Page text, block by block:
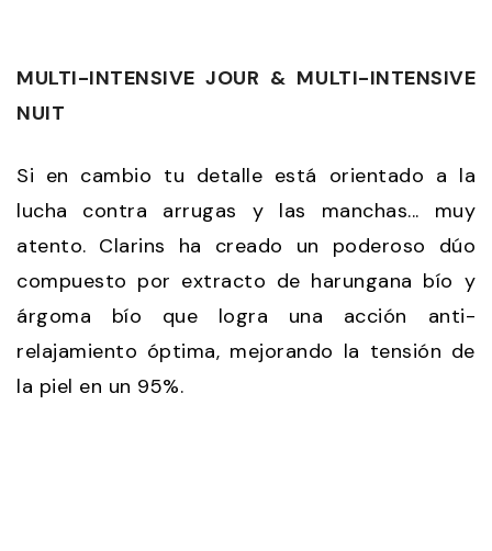
MULTI-INTENSIVE JOUR & MULTI-INTENSIVE
NUIT
Si en cambio tu detalle está orientado a la
lucha contra arrugas y las manchas... muy
atento. Clarins ha creado un poderoso dúo
compuesto por extracto de harungana bío y
árgoma bío que logra una acción anti-
relajamiento óptima, mejorando la tensión de
la piel en un 95%.